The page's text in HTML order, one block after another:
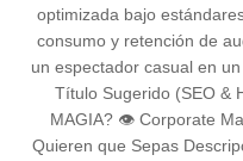
optimizada bajo
consumo y retención de
un espectador casual en
Título Sugerido (SEO &
MAGIA? 👁️ Corporate
Quieren que Sepas